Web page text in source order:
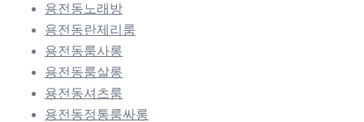
용전동노래방
용전동란제리룸
용전동룸사롱
용전동룸살롱
용전동셔츠룸
용전동정통룸싸롱